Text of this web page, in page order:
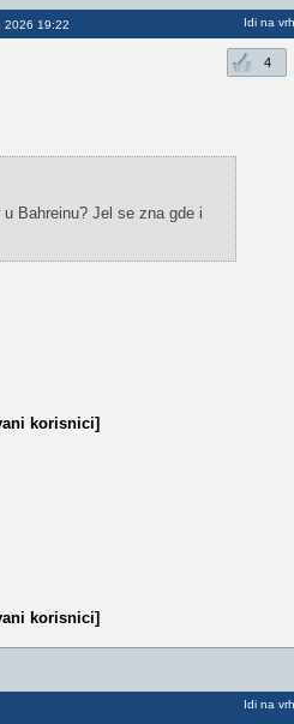
2026 19:22 Idi na vrh
4
Bahreinu? Jel se zna gde i
korisnici]
korisnici]
Idi na vrh